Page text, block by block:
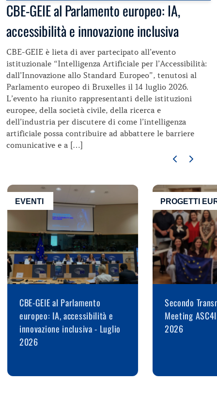
CBE-GEIE al Parlamento europeo: IA,
accessibilità e innovazione inclusiva
CBE-GEIE è lieta di aver partecipato all’evento
istituzionale “Intelligenza Artificiale per l’Accessibilità:
dall’Innovazione allo Standard Europeo”, tenutosi al
Parlamento europeo di Bruxelles il 14 luglio 2026.
L’evento ha riunito rappresentanti delle istituzioni
europee, della società civile, della ricerca e
dell’industria per discutere di come l’intelligenza
artificiale possa contribuire ad abbattere le barriere
comunicative e a […]
EVENTI
CBE-GEIE al Parlamento
europeo: IA, accessibilità e
innovazione inclusiva - Luglio
2026
PROGETTI
Secondo
Meeting
2026